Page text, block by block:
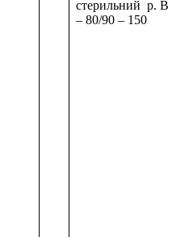
стерильний р. В
– 80/90 – 150